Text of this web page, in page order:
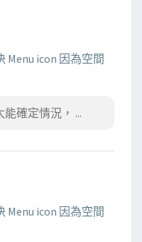
Menu icon 因為空間
確定情況， ...
Menu icon 因為空間